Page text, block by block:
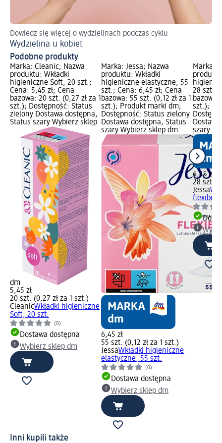
Dowiedz się więcej o wydzielinach podczas cyklu
Wydzielina u kobiet
Podobne produkty
Marka: Cleanic; Nazwa
produktu: Wkładki
higieniczne Soft, 20 szt.;
Cena: 5,45 zł; Cena
bazowa: 20 szt. (0,27 zł za 1
szt.); Dostępność: Status
zielony Dostawa dostępna,
Status szary Wybierz sklep
dm
5,45 zł
20 szt. (0,27 zł za 1 szt.)
CleanicWkładki higieniczne
Soft, 20 szt.
(0)
Dostawa dostępna
Wybierz sklep dm
Marka: Jessa; Nazwa
produktu: Wkładki
higieniczne elastyczne, 55
szt.; Cena: 6,45 zł; Cena
bazowa: 55 szt. (0,12 zł za 1
szt.); Produkt marki dm;
Dostępność: Status zielony
Dostawa dostępna, Status
szary Wybierz sklep dm
6,45 zł
55 szt. (0,12 zł za 1 szt.)
JessaWkładki higieniczne
elastyczne, 55 szt.
(0)
Dostawa dostępna
Wybierz sklep dm
Marka:
28 szt.;
bazowa:
szt.);
szary
6,45 zł
28 szt.
Jessa
flexibel
Inni kupili także